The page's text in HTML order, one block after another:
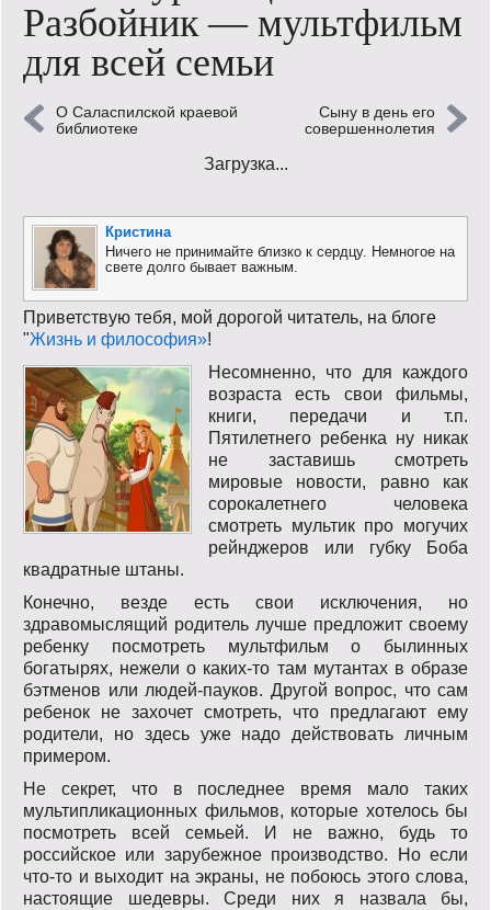
Кинообзор
Книгообзор
Лаконизмы
Поговорим?!
Риторика
Слово гостям
Этот огромный мир!
Login
Разбойник — мультфильм
для всей семьи
О Саласпилской краевой
библиотеке
Сыну в день его
совершеннолетия
Загрузка...
Кристина
Ничего не принимайте близко к сердцу. Немногое на
свете долго бывает важным.
Приветствую тебя, мой дорогой читатель, на блоге
"Жизнь и философия»!
Несомненно, что для каждого
возраста есть свои фильмы,
книги, передачи и т.п.
Пятилетнего ребенка ну никак
не заставишь смотреть
мировые новости, равно как
сорокалетнего человека
смотреть мультик про могучих
рейнджеров или губку Боба
квадратные штаны.
Конечно, везде есть свои исключения, но
здравомыслящий родитель лучше предложит своему
ребенку посмотреть мультфильм о былинных
богатырях, нежели о каких-то там мутантах в образе
бэтменов или людей-пауков. Другой вопрос, что сам
ребенок не захочет смотреть, что предлагают ему
родители, но здесь уже надо действовать личным
примером.
Не секрет, что в последнее время мало таких
мультипликационных фильмов, которые хотелось бы
посмотреть всей семьей. И не важно, будь то
российское или зарубежное производство. Но если
что-то и выходит на экраны, не побоюсь этого слова,
настоящие шедевры. Среди них я назвала бы,